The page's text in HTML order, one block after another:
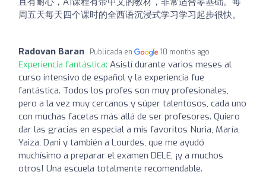
周五天每天四个课时的全西语沉浸式学习学习起步很快。
Radovan Baran Publicada en 10 months ago
Experiencia fantástica: Asistí durante varios meses al
curso intensivo de español y la experiencia fue
fantástica. Todos los profes son muy profesionales,
pero a la vez muy cercanos y súper talentosos, cada uno
con muchas facetas más allá de ser profesores. Quiero
dar las gracias en especial a mis favoritos Nuria, María,
Yaiza, Dani y también a Lourdes, que me ayudó
muchísimo a preparar el examen DELE, ¡y a muchos
otros! Una escuela totalmente recomendable.